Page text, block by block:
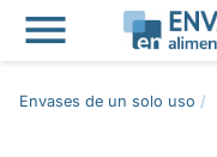

Envases de un solo uso